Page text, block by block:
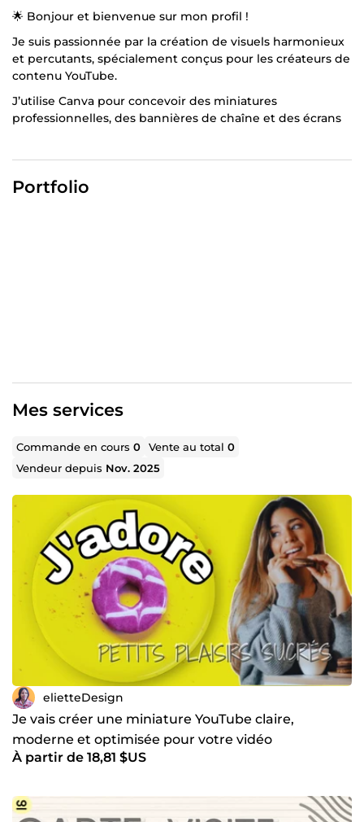
🌟 Bonjour et bienvenue sur mon profil !
Je suis passionnée par la création de visuels harmonieux
et percutants, spécialement conçus pour les créateurs de
contenu YouTube.
J’utilise Canva pour concevoir des miniatures
professionnelles, des bannières de chaîne et des écrans
🎯 Mon objectif : vous aider à capter plus de vues, fidéliser
votre audience et valoriser votre chaîne grâce à des
Portfolio
Mes services
Commande en cours0 Vente au total0
Vendeur depuis Nov. 2025
elietteDesign
Je vais créer une miniature YouTube claire,
moderne et optimisée pour votre vidéo
À partir de 18,81 $US